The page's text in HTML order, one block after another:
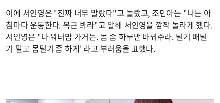
이에 서인영은 "진짜 너무 말랐다"고 놀랐고, 조민아는 "나는 아
침마다 운동한다. 복근 봐라"고 말해 서인영을 깜짝 놀라게 했다.
서인영은 "나 워터밤 가거든. 몸 좀 하루만 바꿔주라. 털기 배털
기 말고 몸털기 좀 하게"라고 부러움을 표했다.